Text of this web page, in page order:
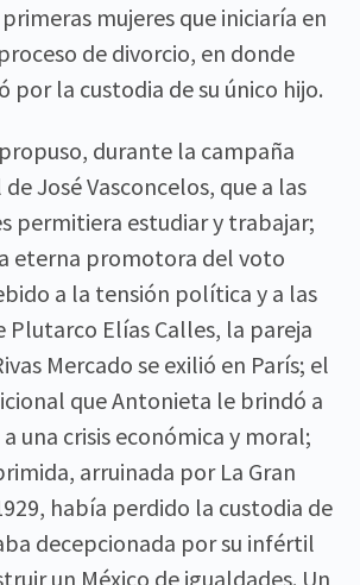
mujeres que iniciaría en
de divorcio, en donde
por la custodia de su único hijo.
durante la campaña
José Vasconcelos, que a las
permitiera estudiar y trabajar;
eterna promotora del voto
a la tensión política y a las
Plutarco Elías Calles, la pareja
Mercado se exilió en París; el
que Antonieta le brindó a
una crisis económica y moral;
arruinada por La Gran
había perdido la custodia de
decepcionada por su infértil
un México de igualdades. Un